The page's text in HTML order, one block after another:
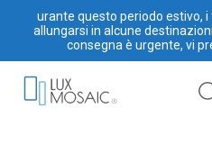
urante questo periodo estivo,
allungarsi in alcune
consegna è urgente, vi